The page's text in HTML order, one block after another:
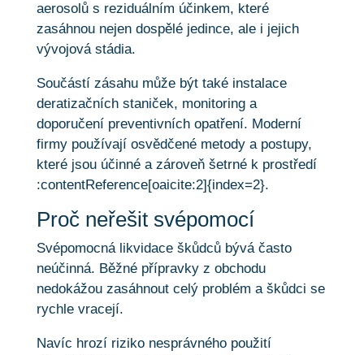
aerosolů s reziduálním účinkem, které
zasáhnou nejen dospělé jedince, ale i jejich
vývojová stádia.
Součástí zásahu může být také instalace
deratizačních staniček, monitoring a
doporučení preventivních opatření. Moderní
firmy používají osvědčené metody a postupy,
které jsou účinné a zároveň šetrné k prostředí
:contentReference[oaicite:2]{index=2}.
Proč neřešit svépomocí
Svépomocná likvidace škůdců bývá často
neúčinná. Běžné přípravky z obchodu
nedokážou zasáhnout celý problém a škůdci se
rychle vracejí.
Navíc hrozí riziko nesprávného použití